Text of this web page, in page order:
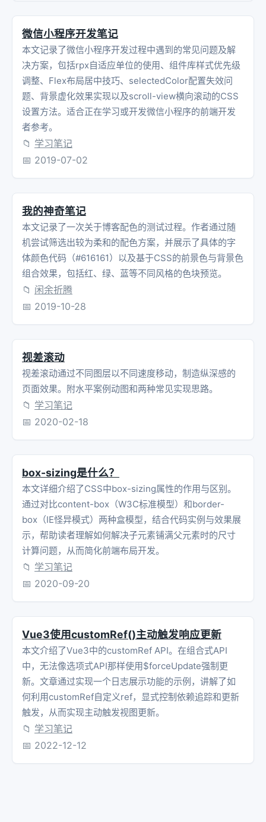
微信小程序开发笔记
本文记录了微信小程序开发过程中遇到的常见问题及解
决方案，包括rpx自适应单位的使用、组件库样式优先级
调整、Flex布局居中技巧、selectedColor配置失效问
题、背景虚化效果实现以及scroll-view横向滚动的CSS
设置方法。适合正在学习或开发微信小程序的前端开发
者参考。
📁 学习笔记
📅 2019-07-02
我的神奇笔记
本文记录了一次关于博客配色的测试过程。作者通过随
机尝试筛选出较为柔和的配色方案，并展示了具体的字
体颜色代码（#616161）以及基于CSS的前景色与背景色
组合效果，包括红、绿、蓝等不同风格的色块预览。
📁 闲余折腾
📅 2019-10-28
视差滚动
视差滚动通过不同图层以不同速度移动，制造纵深感的
页面效果。附水平案例动图和两种常见实现思路。
📁 学习笔记
📅 2020-02-18
box-sizing是什么？
本文详细介绍了CSS中box-sizing属性的作用与区别。
通过对比content-box（W3C标准模型）和border-
box（IE怪异模式）两种盒模型，结合代码实例与效果展
示，帮助读者理解如何解决子元素铺满父元素时的尺寸
计算问题，从而简化前端布局开发。
📁 学习笔记
📅 2020-09-20
Vue3使用customRef()主动触发响应更新
本文介绍了Vue3中的customRef API。在组合式API
中，无法像选项式API那样使用$forceUpdate强制更
新。文章通过实现一个日志展示功能的示例，讲解了如
何利用customRef自定义ref，显式控制依赖追踪和更新
触发，从而实现主动触发视图更新。
📁 学习笔记
📅 2022-12-12